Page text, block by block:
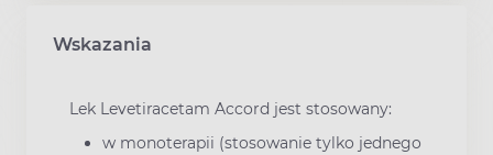
Wskazania
Lek Levetiracetam Accord jest stosowany:
w monoterapii (stosowanie tylko jednego